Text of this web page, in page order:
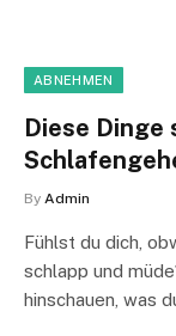
ABNEHMEN
Diese Dinge
By Admin
Fühlst du dich,
schlapp und
hinschauen, was